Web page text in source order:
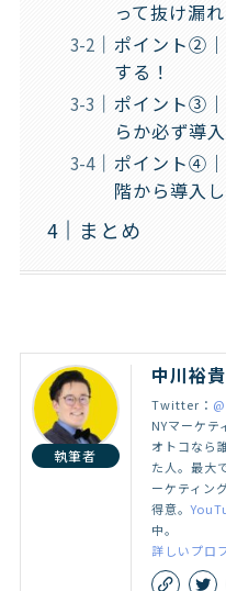
って抜け漏
ポイント②
する！
ポイント③
らか必ず導
ポイント④
階から導入
まとめ
執筆者
中川裕貴
Twitter：
NYマーケテ
オトコなら
た人。最大
ーケティン
得意。
中。
詳しいプロ